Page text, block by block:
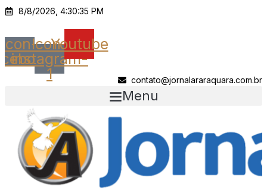
Ir
o
conteúdo
8/8/2026, 4:30:35 PM
Icon-Icon-
instagram-
1
Youtube
contato@jornalararaquara.com.br
Menu